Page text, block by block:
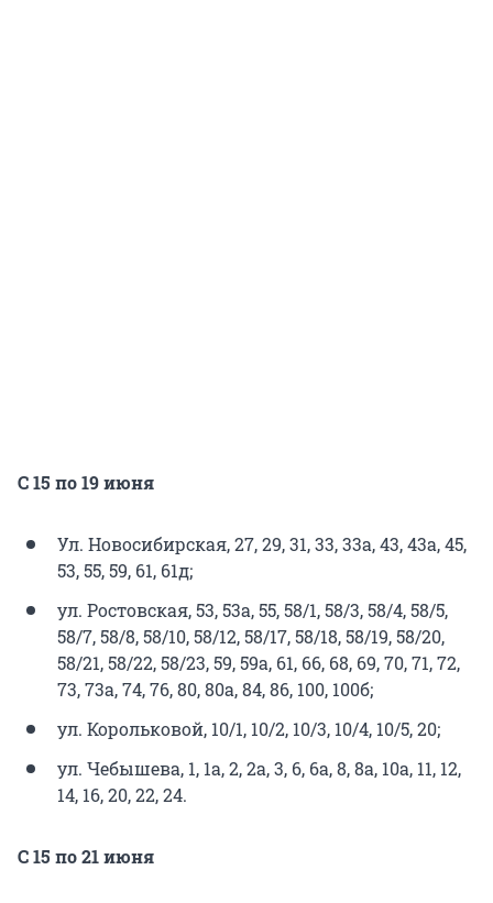
С 15 по 19 июня
Ул. Новосибирская, 27, 29, 31, 33, 33а, 43, 43а, 45,
53, 55, 59, 61, 61д;
ул. Ростовская, 53, 53а, 55, 58/1, 58/3, 58/4, 58/5,
58/7, 58/8, 58/10, 58/12, 58/17, 58/18, 58/19, 58/20,
58/21, 58/22, 58/23, 59, 59а, 61, 66, 68, 69, 70, 71, 72,
73, 73а, 74, 76, 80, 80а, 84, 86, 100, 100б;
ул. Корольковой, 10/1, 10/2, 10/3, 10/4, 10/5, 20;
ул. Чебышева, 1, 1а, 2, 2а, 3, 6, 6а, 8, 8а, 10а, 11, 12,
14, 16, 20, 22, 24.
С 15 по 21 июня